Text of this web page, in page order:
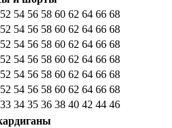
52 54 56 58 60 62 64 66 68
52 54 56 58 60 62 64 66 68
52 54 56 58 60 62 64 66 68
52 54 56 58 60 62 64 66 68
52 54 56 58 60 62 64 66 68
52 54 56 58 60 62 64 66 68
33 34 35 36 38 40 42 44 46